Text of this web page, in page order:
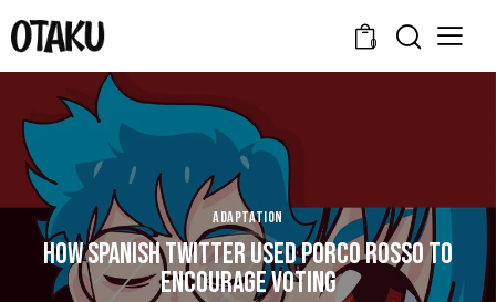
0
ADAPTATION
HOW SPANISH TWITTER USED PORCO ROSSO TO
ENCOURAGE VOTING